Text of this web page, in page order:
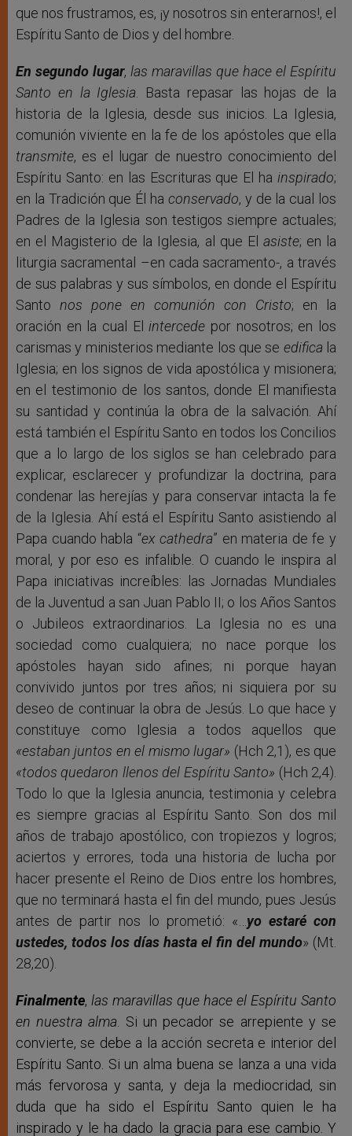
que nos frustramos, es, ¡y nosotros sin enterarnos!, el
Espíritu Santo de Dios y del hombre.
En segundo lugar, las maravillas que hace el Espíritu
Santo en la Iglesia . Basta repasar las hojas de la
historia de la Iglesia, desde sus inicios. La Iglesia,
comunión viviente en la fe de los apóstoles que ella
transmite, es el lugar de nuestro conocimiento del
Espíritu Santo: en las Escrituras que El ha inspirado;
en la Tradición que Él ha conservado, y de la cual los
Padres de la Iglesia son testigos siempre actuales;
en el Magisterio de la Iglesia, al que El asiste; en la
liturgia sacramental –en cada sacramento-, a través
de sus palabras y sus símbolos, en donde el Espíritu
Santo nos pone en comunión con Cristo; en la
oración en la cual Elintercede por nosotros; en los
carismas y ministerios mediante los que se edifica la
Iglesia; en los signos de vida apostólica y misionera;
en el testimonio de los santos, donde El manifiesta
su santidad y continúa la obra de la salvación. Ahí
está también el Espíritu Santo en todos los Concilios
que a lo largo de los siglos se han celebrado para
explicar, esclarecer y profundizar la doctrina, para
condenar las herejías y para conservar intacta la fe
de la Iglesia. Ahí está el Espíritu Santo asistiendo al
Papa cuando habla “ex cathedra” en materia de fe y
moral, y por eso es infalible. O cuando le inspira al
Papa iniciativas increíbles: las Jornadas Mundiales
de la Juventud a san Juan Pablo II; o los Años Santos
o Jubileos extraordinarios. La Iglesia no es una
sociedad como cualquiera; no nace porque los
apóstoles hayan sido afines; ni porque hayan
convivido juntos por tres años; ni siquiera por su
deseo de continuar la obra de Jesús. Lo que hace y
constituye como Iglesia a todos aquellos que
«estaban juntos en el mismo lugar» (Hch 2,1), es que
«todos quedaron llenos del Espíritu Santo» (Hch 2,4).
Todo lo que la Iglesia anuncia, testimonia y celebra
es siempre gracias al Espíritu Santo. Son dos mil
años de trabajo apostólico, con tropiezos y logros;
aciertos y errores, toda una historia de lucha por
hacer presente el Reino de Dios entre los hombres,
que no terminará hasta el fin del mundo, pues Jesús
antes de partir nos lo prometió: «… yo estaré con
ustedes, todos los días hasta el fin del mundo» (Mt.
28,20).
Finalmente, las maravillas que hace el Espíritu Santo
en nuestra alma . Si un pecador se arrepiente y se
convierte, se debe a la acción secreta e interior del
Espíritu Santo. Si un alma buena se lanza a una vida
más fervorosa y santa, y deja la mediocridad, sin
duda que ha sido el Espíritu Santo quien le ha
inspirado y le ha dado la gracia para ese cambio. Y